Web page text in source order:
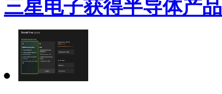
三星电子获得半导体产